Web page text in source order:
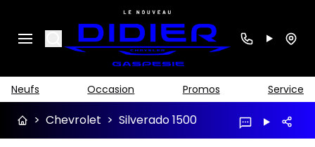
Search
Neufs Occasion Promos Service
> Chevrolet > Silverado 1500